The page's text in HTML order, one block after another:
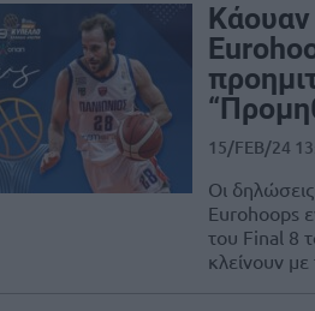
Κάουαν
15/FEB/24
Οι
Eurohoops
του Final 8
κλείνουν με